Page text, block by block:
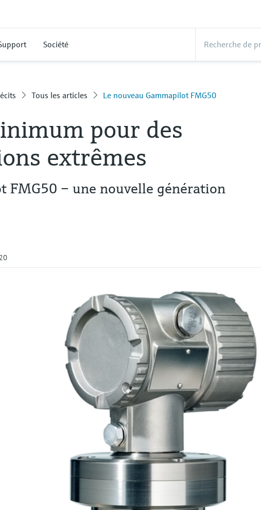
Société
Tous les articles Le nouveau Gammapilot FMG50
pour des
extrêmes
FMG50 – une nouvelle génération